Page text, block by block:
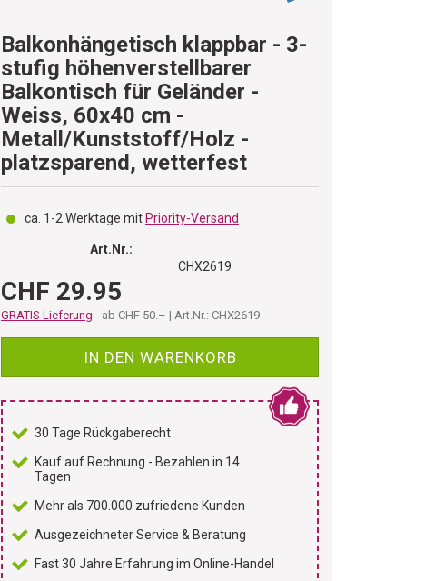
Balkonhängetisch klappbar - 3-
stufig höhenverstellbarer
Balkontisch für Geländer -
Weiss, 60x40 cm -
Metall/Kunststoff/Holz -
platzsparend, wetterfest
ca. 1-2 Werktage mit Priority-Versand
Art.Nr.:
CHX2619
CHF 29.95
GRATIS Lieferung - ab CHF 50.– | Art.Nr.: CHX2619
IN DEN WARENKORB
30 Tage Rückgaberecht
Kauf auf Rechnung - Bezahlen in 14
Tagen
Mehr als 700.000 zufriedene Kunden
Ausgezeichneter Service & Beratung
Fast 30 Jahre Erfahrung im Online-Handel